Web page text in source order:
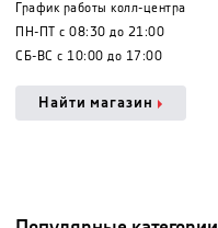
График работы колл-центра
ПН-ПТ с 08:30 до 21:00
СБ-ВС с 10:00 до 17:00
Найти магазин